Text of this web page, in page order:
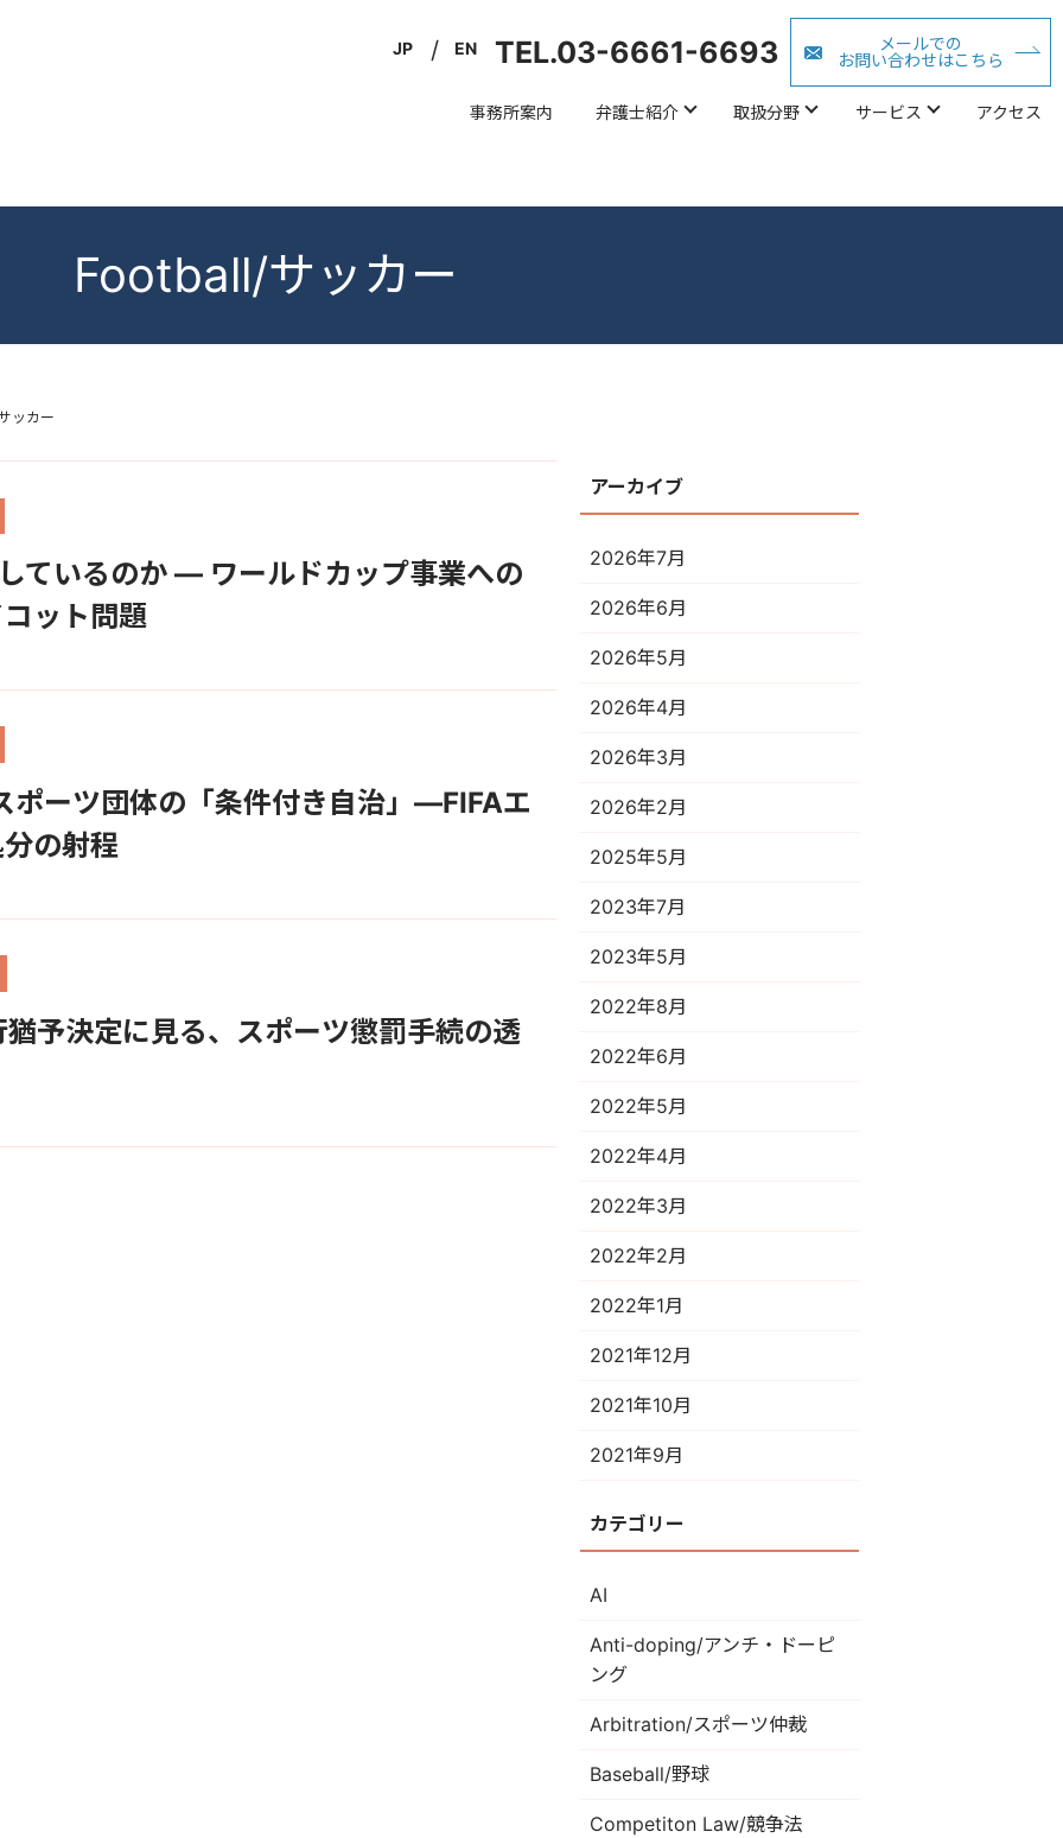
事務所案内 弁護士紹介 取扱分野 サービス アクセス
EN
JP TEL.03-6661-6693
メールでの
お問い合わせはこちら
Football/サッカー
ッカー
ているのか ― ワールドカップ事業への
ット問題
ポーツ団体の「条件付き自治」―FIFAエ
の射程
予決定に見る、スポーツ懲罰手続の透
アーカイブ
2026年7月
2026年6月
2026年5月
2026年4月
2026年3月
2026年2月
2025年5月
2023年7月
2023年5月
2022年8月
2022年6月
2022年5月
2022年4月
2022年3月
2022年2月
2022年1月
2021年12月
2021年10月
2021年9月
カテゴリー
AI
Anti-doping/アンチ・ドーピ
ング
Arbitration/スポーツ仲裁
Baseball/野球
Competiton Law/競争法